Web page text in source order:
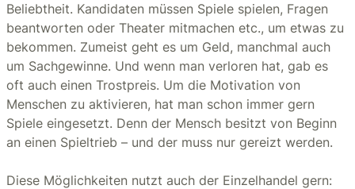
Beliebtheit. Kandidaten müssen Spiele spielen, Fragen
beantworten oder Theater mitmachen etc., um etwas zu
bekommen. Zumeist geht es um Geld, manchmal auch
um Sachgewinne. Und wenn man verloren hat, gab es
oft auch einen Trostpreis. Um die Motivation von
Menschen zu aktivieren, hat man schon immer gern
Spiele eingesetzt. Denn der Mensch besitzt von Beginn
an einen Spieltrieb – und der muss nur gereizt werden.
Diese Möglichkeiten nutzt auch der Einzelhandel gern: